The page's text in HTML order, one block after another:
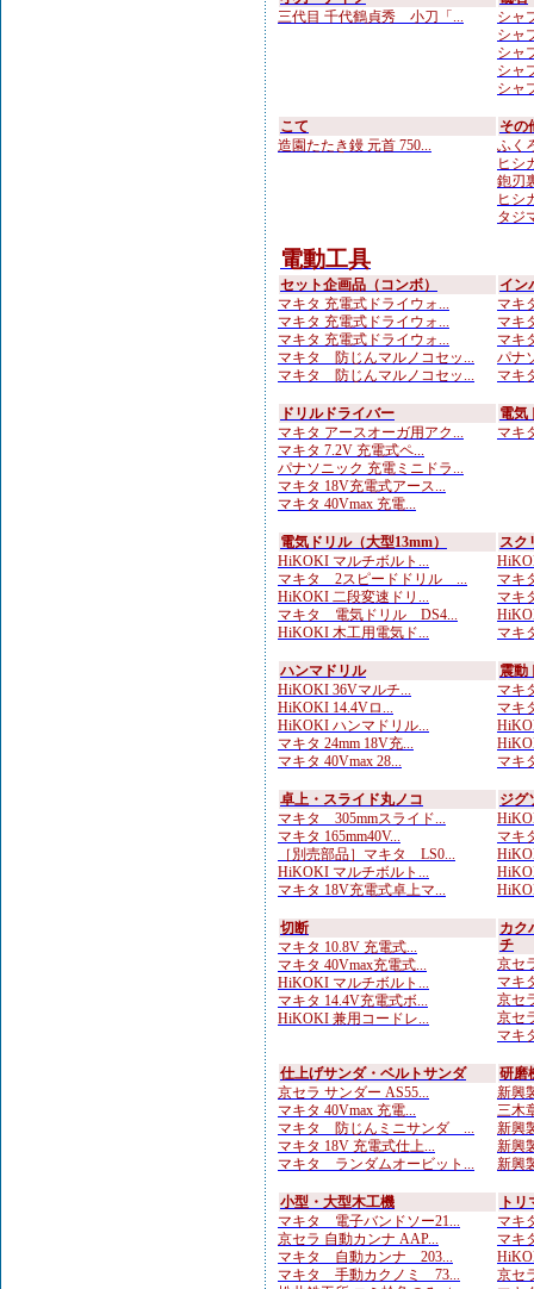
三代目 千代鶴貞秀 小刀「...
シャ
シャ
シャ
シャ
シャ
こて
造園たたき鏝 元首 750...
その
ふく
ヒシ
鉋刃
ヒシ
タジ
電動工具
セット企画品（コンボ）
マキタ 充電式ドライウォ...
マキタ 充電式ドライウォ...
マキタ 充電式ドライウォ...
マキタ 防じんマルノコセッ...
マキタ 防じんマルノコセッ...
イン
マキ
マキ
マキ
パナ
マキ
ドリルドライバー
マキタ アースオーガ用アク...
マキタ 7.2V 充電式ペ...
パナソニック 充電ミニドラ...
マキタ 18V充電式アース...
マキタ 40Vmax 充電...
電気
マキ
電気ドリル（大型13mm）
HiKOKI マルチボルト...
マキタ 2スピードドリル ...
HiKOKI 二段変速ドリ...
マキタ 電気ドリル DS4...
HiKOKI 木工用電気ド...
スク
マキ
マキ
マキ
ハンマドリル
HiKOKI 36Vマルチ...
HiKOKI 14.4Vロ...
HiKOKI ハンマドリル...
マキタ 24mm 18V充...
マキタ 40Vmax 28...
震動
マキ
マキ
マキ
卓上・スライド丸ノコ
マキタ 305mmスライド...
マキタ 165mm40V...
［別売部品］マキタ LS0...
HiKOKI マルチボルト...
マキタ 18V充電式卓上マ...
ジグ
マキ
切断
マキタ 10.8V 充電式...
マキタ 40Vmax充電式...
HiKOKI マルチボルト...
マキタ 14.4V充電式ボ...
HiKOKI 兼用コードレ...
カク
チ
京セ
マキ
京セ
京セ
マキ
仕上げサンダ・ベルトサンダ
京セラ サンダー AS55...
マキタ 40Vmax 充電...
マキタ 防じんミニサンダ ...
マキタ 18V 充電式仕上...
マキタ ランダムオービット...
研磨
新興
三木
新興
新興
新興
小型・大型木工機
マキタ 電子バンドソー21...
京セラ 自動カンナ AAP...
マキタ 自動カンナ 203...
マキタ 手動カクノミ 73...
ト
マキ
マキ
京セ